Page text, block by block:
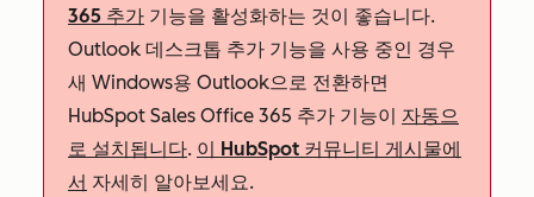
365 추가 기능을 활성화하는 것이 좋습니다.
Outlook 데스크톱 추가 기능을 사용 중인 경우
새 Windows용 Outlook으로 전환하면
HubSpot Sales Office 365 추가 기능이 자동으
로 설치됩니다. 이 HubSpot 커뮤니티 게시물에
서 자세히 알아보세요.